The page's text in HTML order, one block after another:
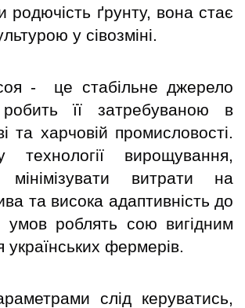
родючість ґрунту, вона стає
у сівозміні.
- це стабільне джерело
її затребуваною в
та харчовій промисловості.
технології вирощування,
мінімізувати витрати на
та висока адаптивність до
умов роблять сою вигідним
фермерів.
слід керуватись,